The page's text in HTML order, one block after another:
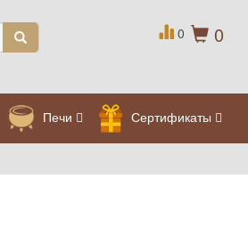
0
0
Печи Сертификаты